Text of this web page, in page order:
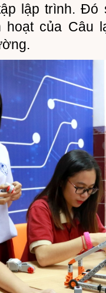
lập trình. Đó
của Câu